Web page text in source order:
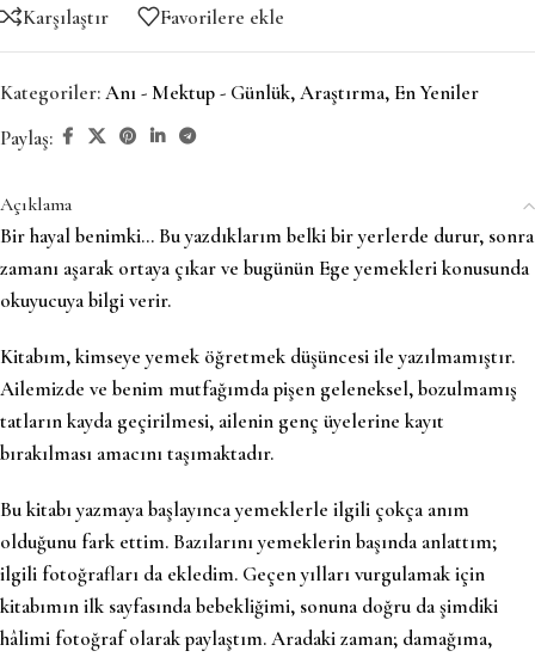
Karşılaştır Favorilere ekle
Kategoriler:Anı - Mektup - Günlük,Araştırma, En Yeniler
Paylaş:
Açıklama
Bir hayal benimki… Bu yazdıklarım belki bir yerlerde durur, sonra
zamanı aşarak ortaya çıkar ve bugünün Ege yemekleri konusunda
okuyucuya bilgi verir.
Kitabım, kimseye yemek öğretmek düşüncesi ile yazılmamıştır.
Ailemizde ve benim mutfağımda pişen geleneksel, bozulmamış
tatların kayda geçirilmesi, ailenin genç üyelerine kayıt
bırakılması amacını taşımaktadır.
Bu kitabı yazmaya başlayınca yemeklerle ilgili çokça anım
olduğunu fark ettim. Bazılarını yemeklerin başında anlattım;
ilgili fotoğrafları da ekledim. Geçen yılları vurgulamak için
kitabımın ilk sayfasında bebekliğimi, sonuna doğru da şimdiki
hâlimi fotoğraf olarak paylaştım. Aradaki zaman; damağıma,